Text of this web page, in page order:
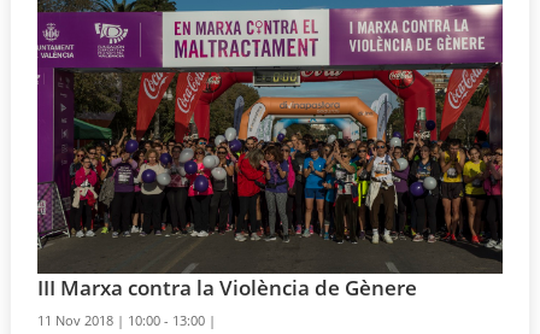
III Marxa contra la Violència de Gènere
11 Nov 2018 | 10:00 - 13:00 |